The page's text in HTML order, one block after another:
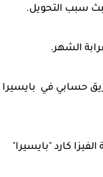
سبب التحويل.
الشهر.
حسابي في بايسيرا
كارد "بايسيرا"